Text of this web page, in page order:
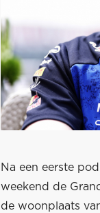
Na een eerste
weekend de
de woonplaats